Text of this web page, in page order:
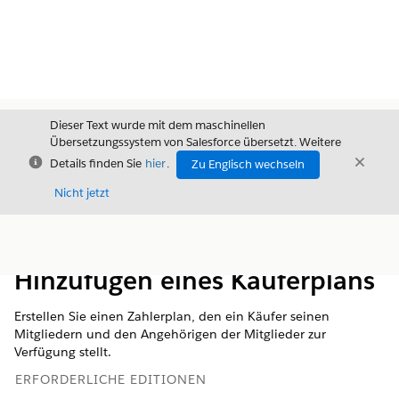
Schließen
Dieser Text wurde mit dem maschinellen
Übersetzungssystem von Salesforce übersetzt. Weitere
Details finden Sie hier.
Zu Englisch wechseln
Nicht jetzt
Hinzufügen eines Käuferplans
Erstellen Sie einen Zahlerplan, den ein Käufer seinen
Mitgliedern und den Angehörigen der Mitglieder zur
Verfügung stellt.
ERFORDERLICHE EDITIONEN